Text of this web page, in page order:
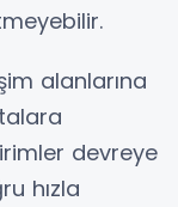
alanlarına
devreye
hızla